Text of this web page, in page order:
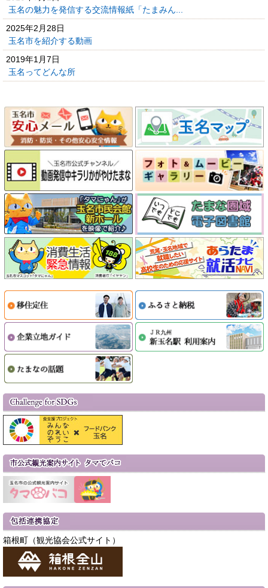
玉名の魅力を発信する交流情報紙「たまみん...
2025年2月28日
玉名市を紹介する動画
2019年1月7日
玉名ってどんな所
箱根町（観光協会公式サイト）